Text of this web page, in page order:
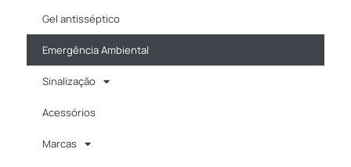
Gel antisséptico
Emergência Ambiental
Sinalização
Acessórios
Marcas